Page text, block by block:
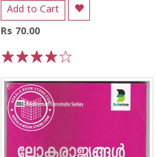
Add to Cart
Rs 70.00